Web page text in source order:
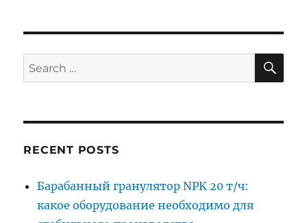
Search
for:
RECENT POSTS
Барабанный гранулятор NPK 20 т/ч:
какое оборудование необходимо для